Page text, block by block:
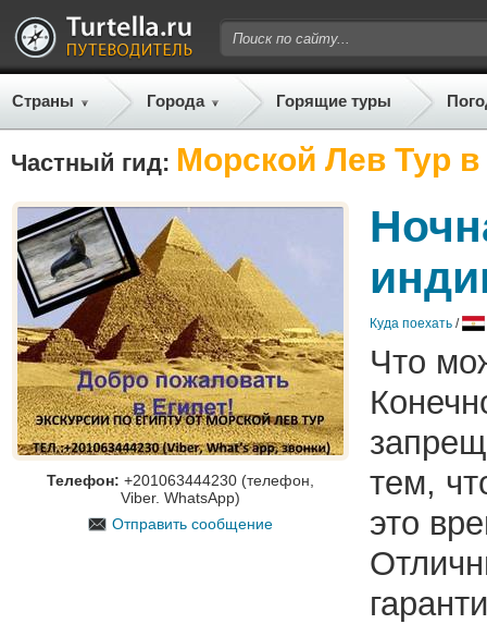
Страны Города Горящие туры
Частный гид: Морской Лев Тур в
Телефон: +201063444230 (телефон,
Viber. WhatsApp)
Отправить сообщение
Куда поехать /
Что
тем,
это